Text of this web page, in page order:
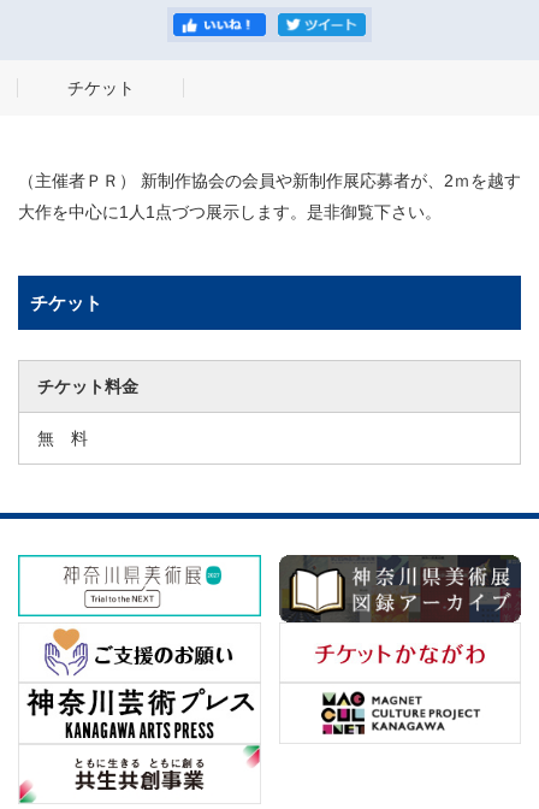
チケット
（主催者ＰＲ） 新制作協会の会員や新制作展応募者が、2ｍを越す
大作を中心に1人1点づつ展示します。是非御覧下さい。
チケット
チケット料金
無 料